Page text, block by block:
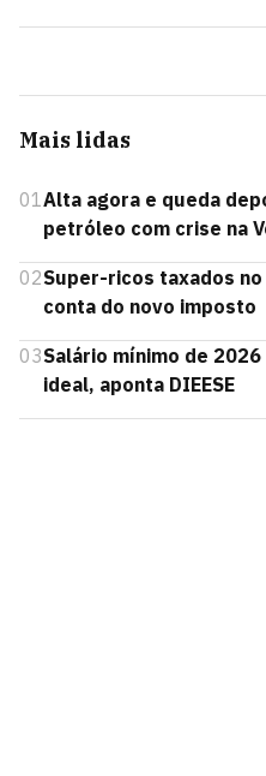
Mais lidas
01Alta agora e queda
petróleo com crise na
02Super-ricos taxados
conta do novo imposto
03Salário mínimo de
ideal, aponta DIEESE